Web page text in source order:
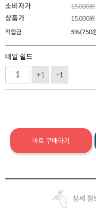
소비자가 15,000원
상품가 15,000원
적립금
5%(750
네일 쉴드
+1
-1
바로 구매하기
상세 정